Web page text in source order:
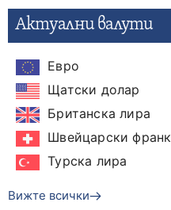
Актуални валути
Евро
Щатски долар
Британска лира
Швейцарски франк
Турска лира
Вижте всички